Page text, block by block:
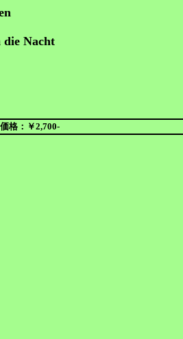
die Nacht
価格：￥2,700-